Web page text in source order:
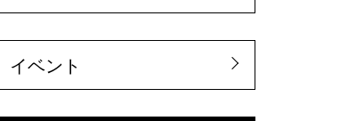
イベント